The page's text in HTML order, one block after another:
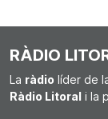
RÀDIO
La ràdio líder de
Ràdio Litoral i la